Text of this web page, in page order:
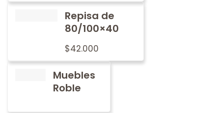
Repisa de
80/100×40
$42.000
Muebles
Roble